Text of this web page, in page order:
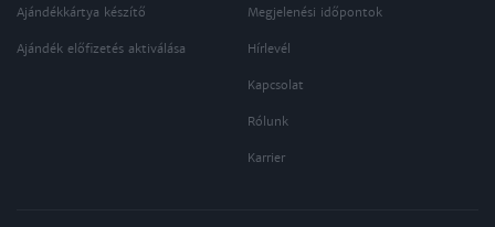
Ajándékkártya készítő
Ajándék előfizetés aktiválása
Megjelenési időpontok
Hírlevél
Kapcsolat
Rólunk
Karrier